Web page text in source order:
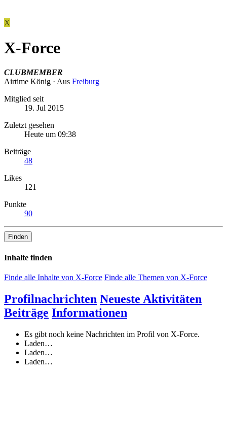
X
X-Force
CLUBMEMBER
Airtime König · Aus Freiburg
Mitglied seit
19. Jul 2015
Zuletzt gesehen
Heute um 09:38
Beiträge
48
Likes
121
Punkte
90
Finden
Inhalte finden
Finde alle Inhalte von X-Force Finde alle Themen von X-Force
Profilnachrichten Neueste Aktivitäten
Beiträge Informationen
Es gibt noch keine Nachrichten im Profil von X-Force.
Laden…
Laden…
Laden…